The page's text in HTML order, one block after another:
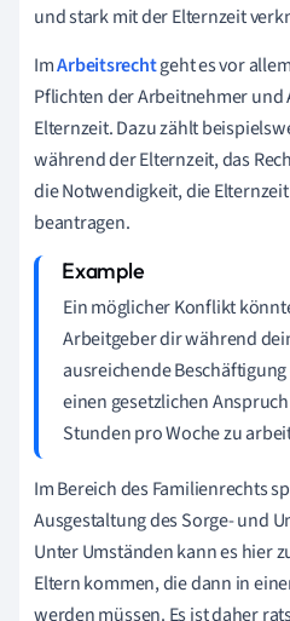
und stark mit der Elternzeit
ImArbeitsrechtgeht es vor
Pflichten der Arbeitnehmer und
Elternzeit. Dazu zählt
während der Elternzeit, das
die Notwendigkeit, die
beantragen.
Ein möglicher Konflikt
Arbeitgeber dir während
ausreichende
einen gesetzlichen
Stunden pro Woche zu
Im Bereich des Familienrechts
Ausgestaltung des Sorge- und
Unter Umständen kann es hier
Eltern kommen, die dann in
werden müssen. Es ist daher